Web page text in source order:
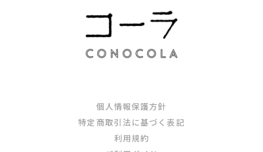
個人情報保護方針
特定商取引法に基づく表記
利用規約